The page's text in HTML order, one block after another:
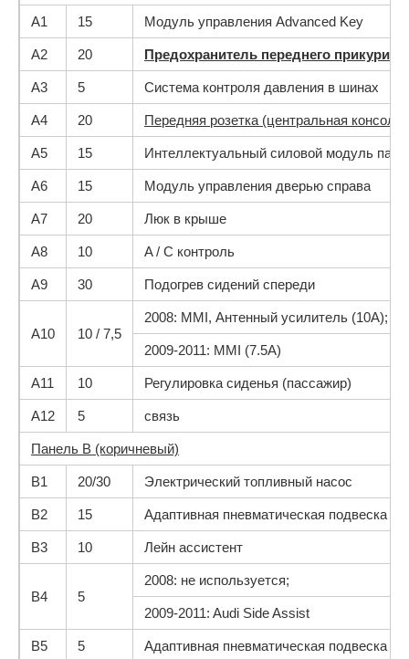
A1 15 Модуль управления Advanced Key
A2 20 Предохранитель переднего
A3 5 Система контроля давления в шинах
A4 20 Передняя розетка (центральная консоль)
A5 15 Интеллектуальный силовой модуль
A6 15 Модуль управления дверью справа
A7 20 Люк в крыше
A8 10 A / C контроль
A9 30 Подогрев сидений спереди
A10 10 / 7,5
2008: MMI, Антенный усилитель (10А);
2009-2011: MMI (7.5A)
A11 10 Регулировка сиденья (пассажир)
A12 5 связь
Панель B (коричневый)
B1 20/30 Электрический топливный насос
B2 15 Адаптивная пневматическая подвеска
B3 10 Лейн ассистент
B4 5
2008: не используется;
2009-2011: Audi Side Assist
B5 5 Адаптивная пневматическая подвеска